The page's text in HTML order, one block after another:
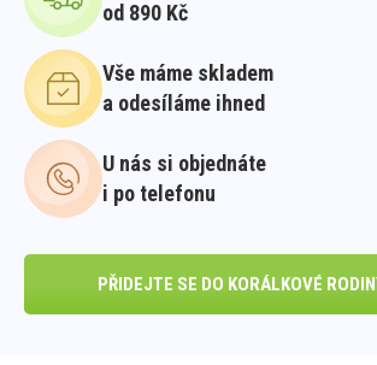
od 890 Kč
Vše máme skladem
a odesíláme ihned
U nás si objednáte
i po telefonu
PŘIDEJTE SE DO KORÁLKOVÉ